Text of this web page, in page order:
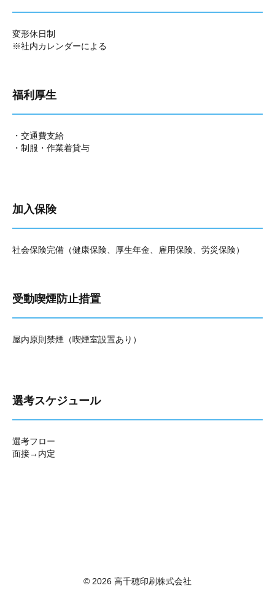
変形休日制
※社内カレンダーによる
福利厚生
・交通費支給
・制服・作業着貸与
加入保険
社会保険完備（健康保険、厚生年金、雇用保険、労災保険）
受動喫煙防止措置
屋内原則禁煙（喫煙室設置あり）
選考スケジュール
選考フロー
面接→内定
© 2026 高千穂印刷株式会社